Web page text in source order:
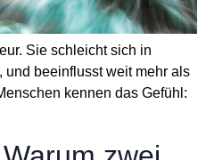
Sie schleicht sich in
und beeinflusst weit mehr als
kennen das Gefühl: